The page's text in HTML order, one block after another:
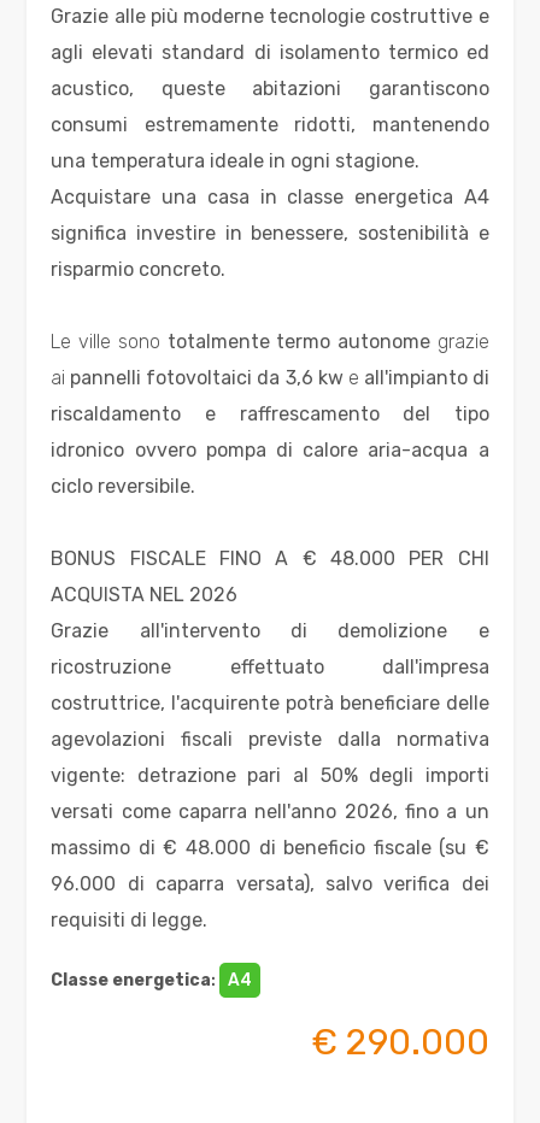
Grazie alle più moderne tecnologie costruttive e
agli elevati standard di isolamento termico ed
acustico, queste abitazioni garantiscono
consumi estremamente ridotti, mantenendo
una temperatura ideale in ogni stagione.
Acquistare una casa in classe energetica A4
significa investire in benessere, sostenibilità e
risparmio concreto.
Le ville sono totalmente termo autonomegrazie
ai pannelli fotovoltaici da 3,6 kwe all'impianto di
riscaldamento e raffrescamento del tipo
idronico ovvero pompa di calore aria-acqua a
ciclo reversibile.
BONUS FISCALE FINO A € 48.000 PER CHI
ACQUISTA NEL 2026
Grazie all'intervento di demolizione e
ricostruzione effettuato dall'impresa
costruttrice, l'acquirente potrà beneficiare delle
agevolazioni fiscali previste dalla normativa
vigente: detrazione pari al 50% degli importi
versati come caparra nell'anno 2026, fino a un
massimo di € 48.000 di beneficio fiscale (su €
96.000 di caparra versata), salvo verifica dei
requisiti di legge.
Classe energetica: A4
€ 290.000
1
Camere
minime
3
4
5